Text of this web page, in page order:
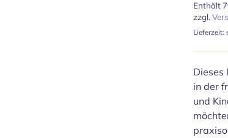
Enthält
zzgl.
Lieferzeit:
Dieses
in der
und